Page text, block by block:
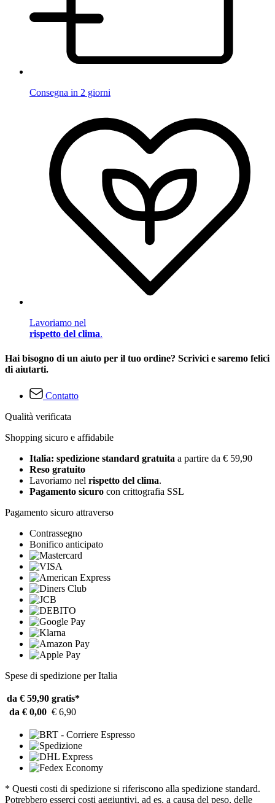
Consegna in 2 giorni
Lavoriamo nel
rispetto del clima.
Hai bisogno di un aiuto per il tuo ordine? Scrivici e saremo felici
di aiutarti.
Contatto
Qualità verificata
Shopping sicuro e affidabile
Italia: spedizione standard gratuita a partire da € 59,90
Reso gratuito
Lavoriamo nel rispetto del clima.
Pagamento sicuro con crittografia SSL
Pagamento sicuro attraverso
Contrassegno
Bonifico anticipato
Spese di spedizione per Italia
da € 59,90 gratis*
da € 0,00 € 6,90
* Questi costi di spedizione si riferiscono alla spedizione standard.
Potrebbero esserci costi aggiuntivi, ad es. a causa del peso, delle